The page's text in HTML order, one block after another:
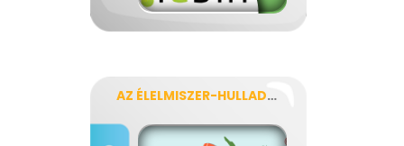
AZ ÉLELMISZER-HULLADÉKOK TÍPUSAI